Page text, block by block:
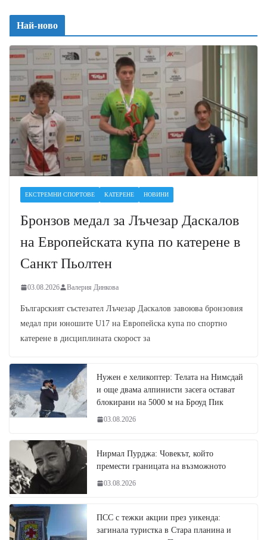
Най-ново
ЕКСТРЕМНИ СПОРТОВЕ КАТЕРЕНЕ НОВИНИ
Бронзов медал за Лъчезар Даскалов
на Европейската купа по катерене в
Санкт Пьолтен
03.08.2026 Валерия Динкова
Българският състезател Лъчезар Даскалов завоюва бронзовия
медал при юношите U17 на Европейска купа по спортно
катерене в дисциплината скорост за
Нужен е хеликоптер: Телата на Нимсдай
и още двама алпинисти засега остават
блокирани на 5000 м на Броуд Пик
03.08.2026
Нирмал Пурджа: Човекът, който
премести границата на възможното
03.08.2026
ПСС с тежки акции през уикенда:
загинала туристка в Стара планина и